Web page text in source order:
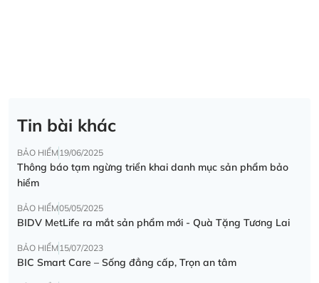
Tin bài khác
BẢO HIỂM19/06/2025
Thông báo tạm ngừng triển khai danh mục sản phẩm bảo
hiểm
BẢO HIỂM05/05/2025
BIDV MetLife ra mắt sản phẩm mới - Quà Tặng Tương Lai
BẢO HIỂM15/07/2023
BIC Smart Care – Sống đẳng cấp, Trọn an tâm